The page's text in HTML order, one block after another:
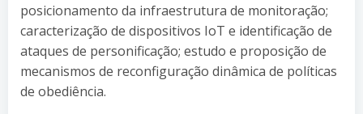
posicionamento da infraestrutura de monitoração;
caracterização de dispositivos IoT e identificação de
ataques de personificação; estudo e proposição de
mecanismos de reconfiguração dinâmica de políticas
de obediência.